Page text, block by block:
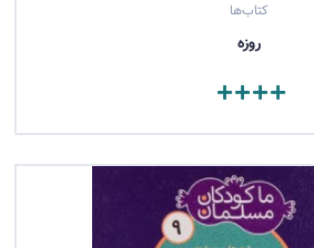
کتاب‌ها
روزه
مشاهده کتاب